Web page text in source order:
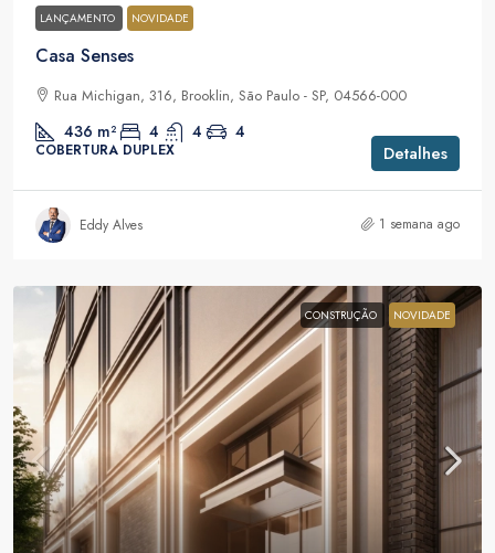
LANÇAMENTO NOVIDADE
Casa Senses
Rua Michigan, 316, Brooklin, São Paulo - SP, 04566-000
436 m² 4 4 4
COBERTURA DUPLEX Detalhes
Eddy Alves 1 semana ago
CONSTRUÇÃO NOVIDADE